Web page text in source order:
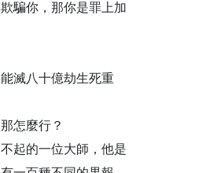
騙你，那你是罪上加
滅八十億劫生死重
怎麼行？
起的一位大師，他是